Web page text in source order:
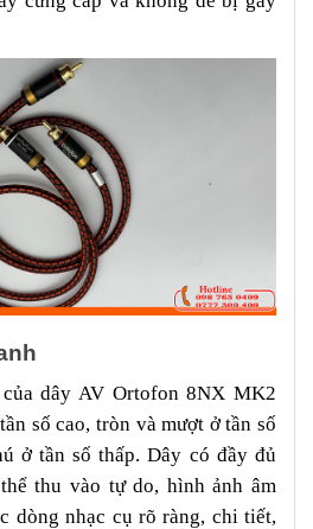
dây AV Ortofon 8NX MK2
số cao, tròn và mượt ở tần số
ở tần số thấp. Dây có đầy đủ
thu vào tự do, hình ảnh âm
dòng nhạc cụ rõ ràng, chi tiết,